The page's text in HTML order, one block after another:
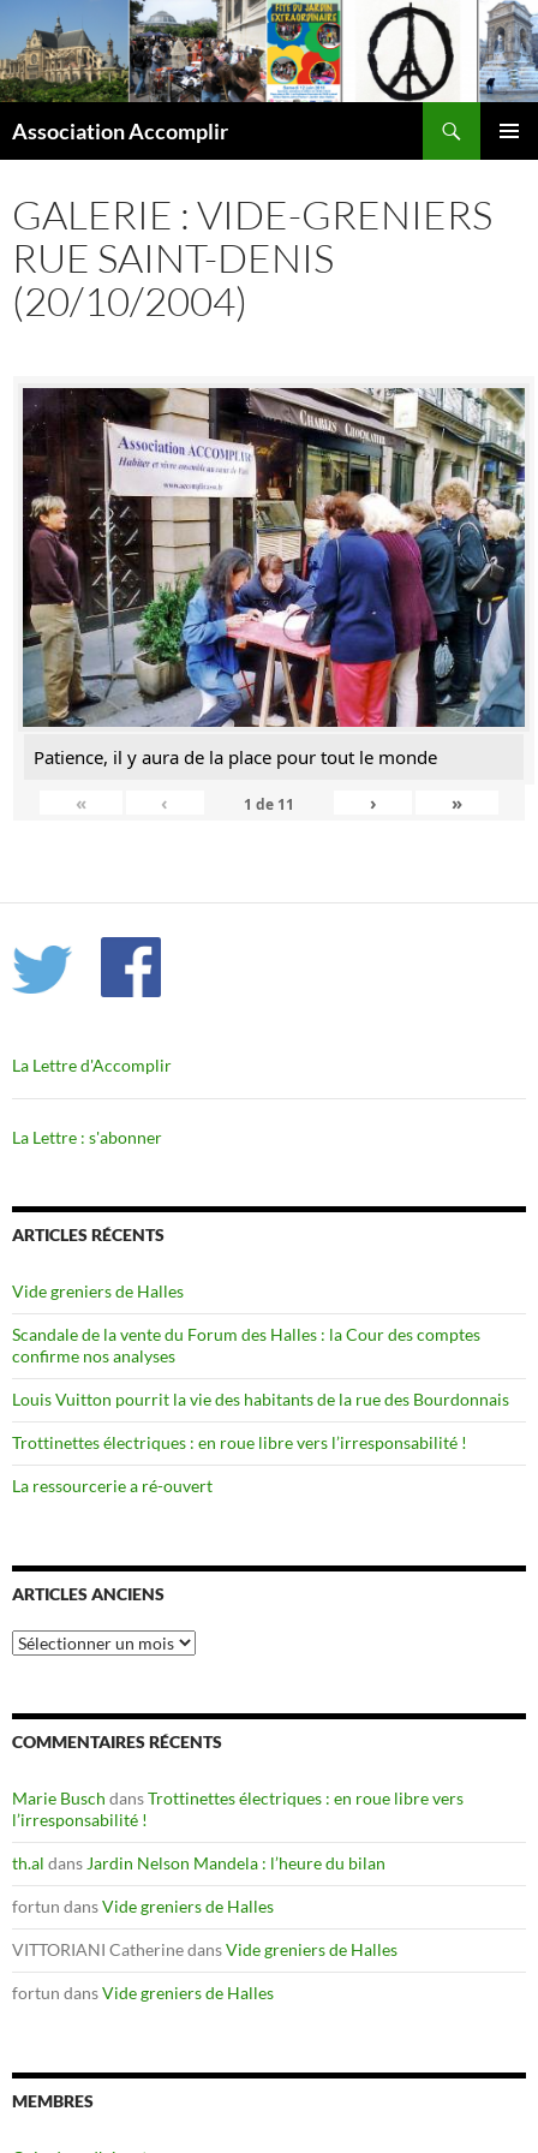
contenu
Association Accomplir
GALERIE : VIDE-GRENIERS
RUE SAINT-DENIS
(20/10/2004)
Patience, il y aura de la place pour tout le monde
«
‹ 1 de 11 › »
La Lettre d'Accomplir
La Lettre : s'abonner
ARTICLES RÉCENTS
Vide greniers de Halles
Scandale de la vente du Forum des Halles : la Cour des comptes
confirme nos analyses
Louis Vuitton pourrit la vie des habitants de la rue des Bourdonnais
Trottinettes électriques : en roue libre vers l’irresponsabilité !
La ressourcerie a ré-ouvert
ARTICLES ANCIENS
Articles
anciens
COMMENTAIRES RÉCENTS
Marie Busch dansTrottinettes électriques : en roue libre vers
l’irresponsabilité !
th.al dans Jardin Nelson Mandela : l’heure du bilan
fortun dansVide greniers de Halles
VITTORIANI CatherinedansVide greniers de Halles
fortun dansVide greniers de Halles
MEMBRES